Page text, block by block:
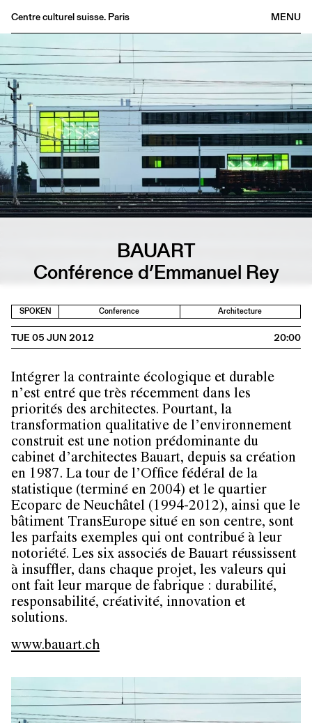
MENU
Centre culturel suisse. Paris
Agenda
Bookshop
Buvette
Archives
Medias
Publications
About
FR/EN
BAUART
Conférence d’Emmanuel Rey
SPOKEN Conference Architecture
TUE 05 JUN 2012 20:00
Intégrer la contrainte écologique et durable
n’est entré que très récemment dans les
priorités des architectes. Pourtant, la
transformation qualitative de l’environnement
construit est une notion prédominante du
cabinet d’architectes Bauart, depuis sa création
en 1987. La tour de l’Office fédéral de la
statistique (terminé en 2004) et le quartier
Ecoparc de Neuchâtel (1994-2012), ainsi que le
bâtiment TransEurope situé en son centre, sont
les parfaits exemples qui ont contribué à leur
notoriété. Les six associés de Bauart réussissent
à insuffler, dans chaque projet, les valeurs qui
ont fait leur marque de fabrique : durabilité,
responsabilité, créativité, innovation et
solutions.
www.bauart.ch